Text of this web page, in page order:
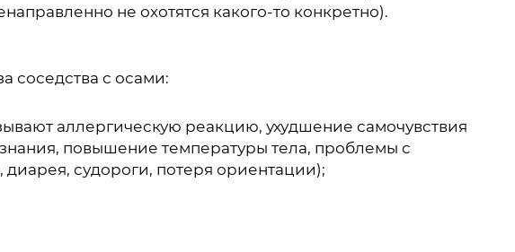
не охотятся какого-то конкретно).
соседства с осами:
аллергическую реакцию, ухудшение самочувствия
повышение температуры тела, проблемы с
судороги, потеря ориентации);